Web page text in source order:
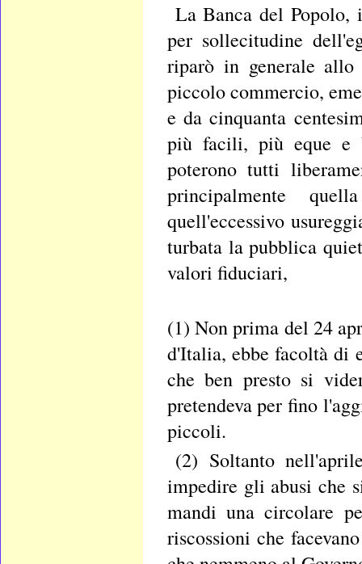
La Banca del
per sollecitudine
riparò in generale
piccolo commercio,
e da cinquanta
più facili, più eque e
poterono tutti
principalmente
quell'eccessivo
turbata la pubblica
valori fiduciari,
(1) Non prima del 24
d'Italia, ebbe facoltà di
che ben presto si
pretendeva per fino
piccoli.
(2) Soltanto
impedire gli abusi che
mandi una circolare
riscossioni che